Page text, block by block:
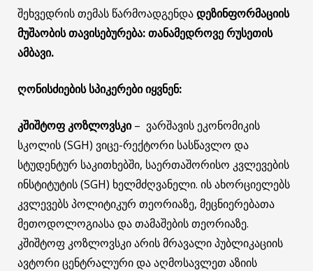
შეხვედრის თემას წარმოადგენდადეზინფორმაციის
მუშაობის თავისებურება: თანამედროვე რუსეთის
ამბავი.
ღონისძიების სპიკერები იყვნენ:
კშიშტოფ კოზლოვსკი– ვარშავის ეკონომიკის
სკოლის (SGH) ვიცე-რექტორი სასწავლო და
სტუდენტურ საკითხებში, საერთაშორისო კვლევების
ინსტიტუტის (SGH) ხელმძღვანელი. ის ახორციელებს
კვლევებს პოლიტიკურ თეორიაზე, მეცნიერებათა
მეთოდოლოგიასა და თამაშების თეორიაზე.
კშიშტოფ კოზლოვსკი არის მრავალი პუბლიკაციის
ავტორი ცენტრალური და აღმოსავლეთ აზიის